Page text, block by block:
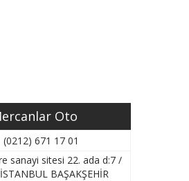
Oto
(0212) 671 17 01
sanayi sitesi 22. ada d:7 /
BAŞAKŞEHİR